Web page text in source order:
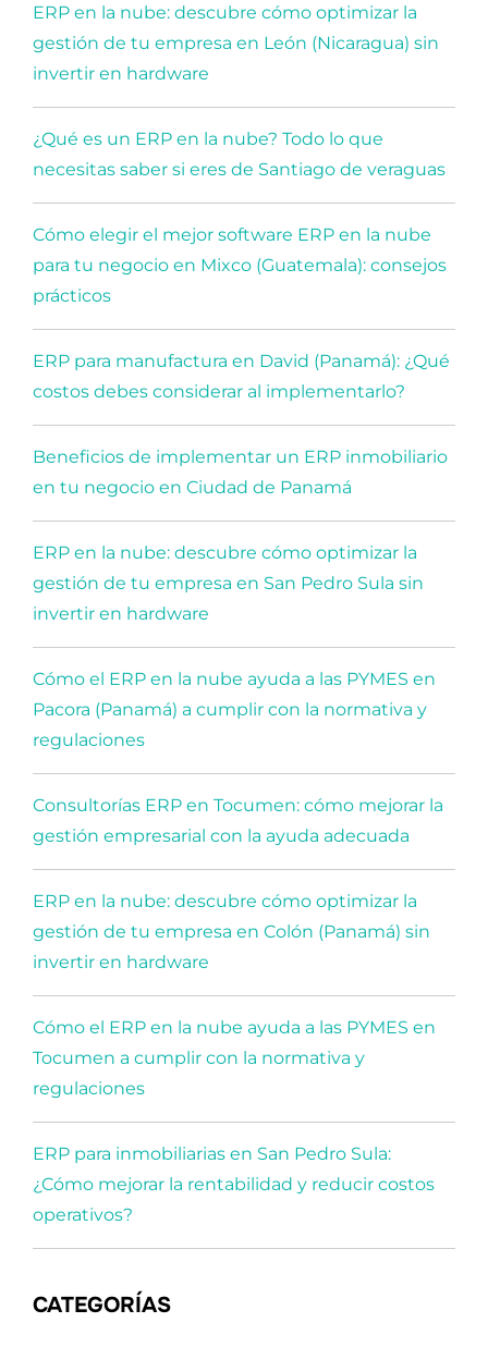
ERP en la nube: descubre cómo optimizar la
gestión de tu empresa en León (Nicaragua) sin
invertir en hardware
¿Qué es un ERP en la nube? Todo lo que
necesitas saber si eres de Santiago de veraguas
Cómo elegir el mejor software ERP en la nube
para tu negocio en Mixco (Guatemala): consejos
prácticos
ERP para manufactura en David (Panamá): ¿Qué
costos debes considerar al implementarlo?
Beneficios de implementar un ERP inmobiliario
en tu negocio en Ciudad de Panamá
ERP en la nube: descubre cómo optimizar la
gestión de tu empresa en San Pedro Sula sin
invertir en hardware
Cómo el ERP en la nube ayuda a las PYMES en
Pacora (Panamá) a cumplir con la normativa y
regulaciones
Consultorías ERP en Tocumen: cómo mejorar la
gestión empresarial con la ayuda adecuada
ERP en la nube: descubre cómo optimizar la
gestión de tu empresa en Colón (Panamá) sin
invertir en hardware
Cómo el ERP en la nube ayuda a las PYMES en
Tocumen a cumplir con la normativa y
regulaciones
ERP para inmobiliarias en San Pedro Sula:
¿Cómo mejorar la rentabilidad y reducir costos
operativos?
CATEGORÍAS